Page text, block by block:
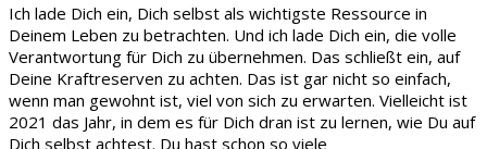
Ich lade Dich ein, Dich selbst als wichtigste Ressource in
Deinem Leben zu betrachten. Und ich lade Dich ein, die volle
Verantwortung für Dich zu übernehmen. Das schließt ein, auf
Deine Kraftreserven zu achten. Das ist gar nicht so einfach,
wenn man gewohnt ist, viel von sich zu erwarten. Vielleicht ist
2021 das Jahr, in dem es für Dich dran ist zu lernen, wie Du auf
Dich selbst achtest. Du hast schon so viele